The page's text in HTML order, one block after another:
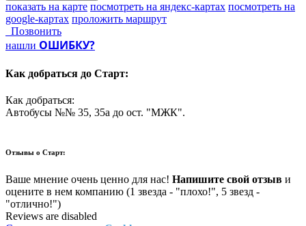
показать на карте посмотреть на яндекс-картах посмотреть на
google-картах проложить маршрут
Позвонить
нашли ОШИБКУ?
Как добраться до Старт:
Как добраться:
Автобусы №№ 35, 35а до ост. "МЖК".
Отзывы о Старт:
Ваше мнение очень ценно для нас! Напишите свой отзыв и
оцените в нем компанию (1 звезда - "плохо!", 5 звезд -
"отлично!")
Reviews are disabled